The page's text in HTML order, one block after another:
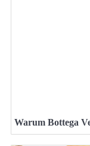
Warum Bottega